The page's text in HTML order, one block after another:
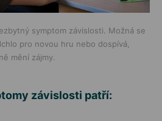
symptom závislosti. Možná se
pro novou hru nebo dospívá,
mění zájmy.
závislosti patří: